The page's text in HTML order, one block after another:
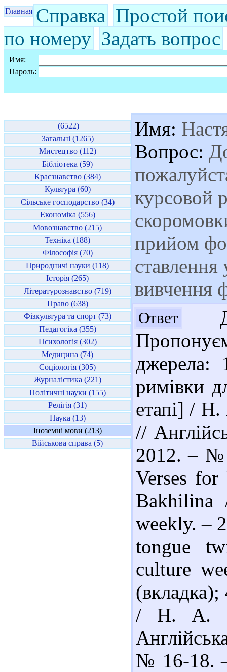
Главная Справка Простой
по номеру Задать вопрос
Имя:
Пароль:
(6522)
Загальні (1265)
Мистецтво (112)
Бібліотека (59)
Краєзнавство (384)
Культура (60)
Сільське господарство (34)
Економіка (556)
Мовознавство (215)
Техніка (188)
Філософія (70)
Природничі науки (118)
Історія (265)
Літературознавство (719)
Право (638)
Фізкультура та спорт (73)
Педагогіка (355)
Психологія (302)
Медицина (74)
Соціологія (305)
Журналістика (221)
Політичні науки (155)
Релігія (31)
Наука (13)
Іноземні мови (213)
Військова справа (5)
Имя:
Вопрос:
курсовой
прийом
вивчення
Ответ
джерела:
римівки
етапі] /
//
2012. – №
Verses
Bakhilina
weekly. –
tongue
culture
/ Н. А.
№ 16-18.